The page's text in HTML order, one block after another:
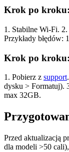
Krok po
1. Stabilne Wi-Fi.
Przykłady błędów:
Krok po
1. Pobierz z support
dysku > Formatuj).
max 32GB.
Przed aktualizacją
dla modeli >50